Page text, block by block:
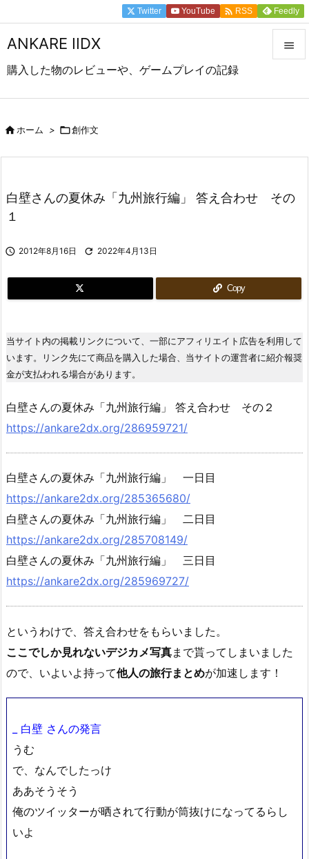
ANKARE IIDX
購入した物のレビューや、ゲームプレイの記録

検索
Twitter YouTube  RSS Feedly
ホーム > 創作文
白壁さんの夏休み「九州旅行編」 答え合わせ その
１
 2012年8月16日  2022年4月13日
Copy
当サイト内の掲載リンクについて、一部にアフィリエイト広告を利用して
います。リンク先にて商品を購入した場合、当サイトの運営者に紹介報奨
金が支払われる場合があります。
白壁さんの夏休み「九州旅行編」 答え合わせ その２
https://ankare2dx.org/286959721/
白壁さんの夏休み「九州旅行編」 一日目
https://ankare2dx.org/285365680/
白壁さんの夏休み「九州旅行編」 二日目
https://ankare2dx.org/285708149/
白壁さんの夏休み「九州旅行編」 三日目
https://ankare2dx.org/285969727/
というわけで、答え合わせをもらいました。
ここでしか見れないデジカメ写真まで貰ってしまいました
ので、いよいよ持って他人の旅行まとめが加速します！
_ 白壁 さんの発言
うむ
で、なんでしたっけ
ああそうそう
俺のツイッターが晒されて行動が筒抜けになってるらし
いよ